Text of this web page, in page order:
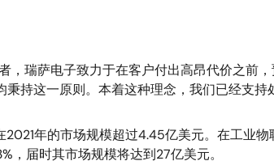
，瑞萨电子致力于在客户付出高昂代价之前
持这一原则。本着这种理念，我们已经支
2021年的市场规模超过4.45亿美元。在工业
届时其市场规模将达到27亿美元。